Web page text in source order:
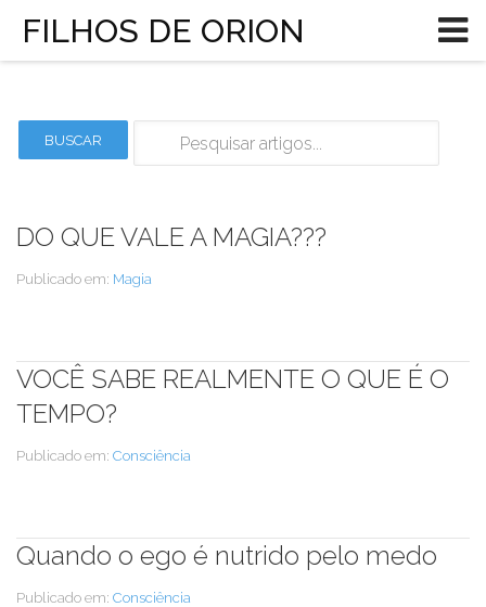
DO QUE VALE A MAGIA???
Publicado em: Magia
VOCÊ SABE REALMENTE O QUE É O
TEMPO?
Publicado em: Consciência
Quando o ego é nutrido pelo medo
Publicado em: Consciência
FILHOS DE ORION